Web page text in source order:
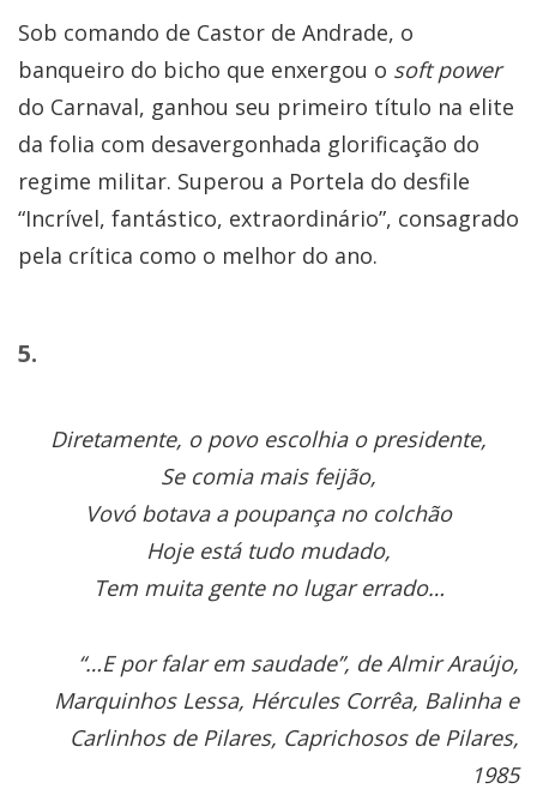
Sob comando de Castor de Andrade, o
banqueiro do bicho que enxergou o soft power
do Carnaval, ganhou seu primeiro título na elite
da folia com desavergonhada glorificação do
regime militar. Superou a Portela do desfile
“Incrível, fantástico, extraordinário”, consagrado
pela crítica como o melhor do ano.
5.
Diretamente, o povo escolhia o presidente,
Se comia mais feijão,
Vovó botava a poupança no colchão
Hoje está tudo mudado,
Tem muita gente no lugar errado…
“…E por falar em saudade”, de Almir Araújo,
Marquinhos Lessa, Hércules Corrêa, Balinha e
Carlinhos de Pilares, Caprichosos de Pilares,
1985